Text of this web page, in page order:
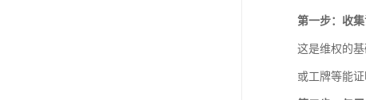
第一步：收集
这是维权的
或工牌等能